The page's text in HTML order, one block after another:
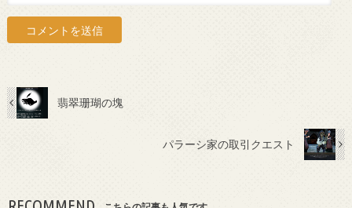
翡翠珊瑚の塊
パラーシ家の取引クエスト